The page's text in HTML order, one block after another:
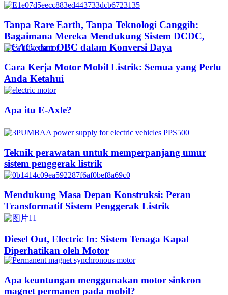
Tanpa Rare Earth, Tanpa Teknologi Canggih:
Bagaimana Mereka Mendukung Sistem DCDC,
DCAC, dan OBC dalam Konversi Daya
Cara Kerja Motor Mobil Listrik: Semua yang Perlu
Anda Ketahui
Apa itu E-Axle?
Teknik perawatan untuk memperpanjang umur
sistem penggerak listrik
Mendukung Masa Depan Konstruksi: Peran
Transformatif Sistem Penggerak Listrik
Diesel Out, Electric In: Sistem Tenaga Kapal
Diperhatikan oleh Motor
Apa keuntungan menggunakan motor sinkron
magnet permanen pada mobil?